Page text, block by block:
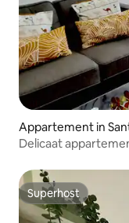
Appartement in
Delicaat
Superhost
Superhost